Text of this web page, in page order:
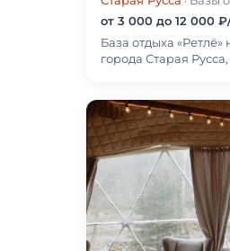
от 3 000 до 12 000
База отдыха «Ретлё»
города Старая